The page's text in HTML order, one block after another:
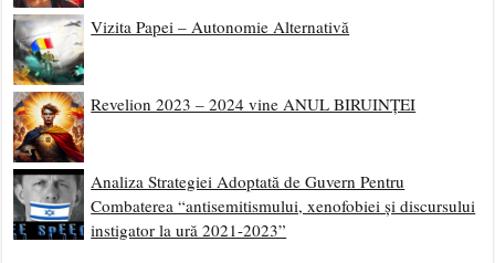
Vizita Papei – Autonomie Alternativă
Revelion 2023 – 2024 vine ANUL BIRUINȚEI
Analiza Strategiei Adoptată de Guvern Pentru
Combaterea “antisemitismului, xenofobiei și discursului
instigator la ură 2021-2023”